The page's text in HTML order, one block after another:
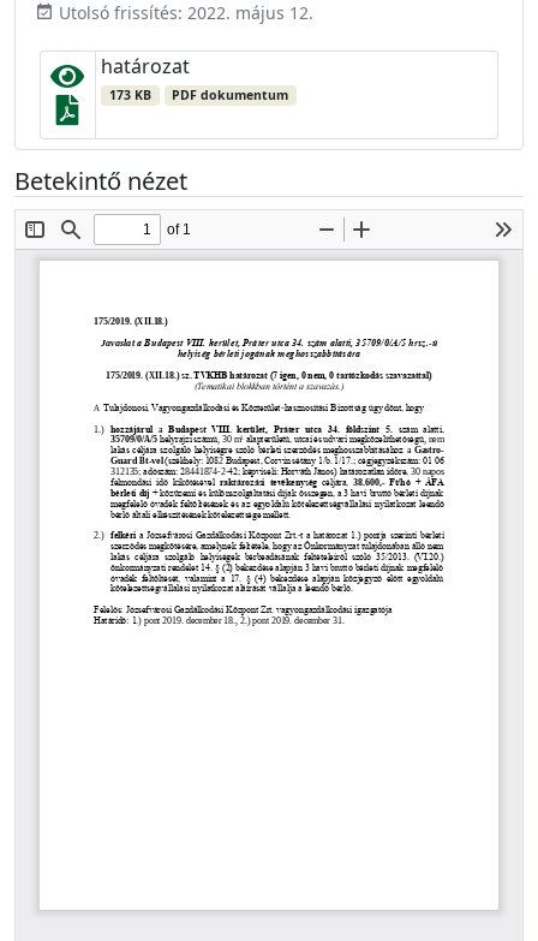
event_available Utolsó frissítés: 2022. május 12.
határozat
173 KB PDF dokumentum
Betekintő nézet